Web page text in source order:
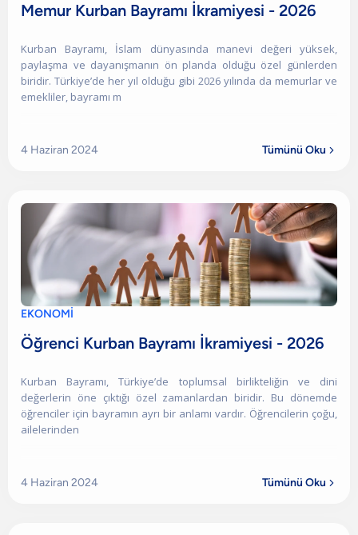
Memur Kurban Bayramı İkramiyesi - 2026
Kurban Bayramı, İslam dünyasında manevi değeri yüksek,
paylaşma ve dayanışmanın ön planda olduğu özel günlerden
biridir. Türkiye’de her yıl olduğu gibi 2026 yılında da memurlar ve
emekliler, bayramı m
4 Haziran 2024 Tümünü Oku 
EKONOMİ
Öğrenci Kurban Bayramı İkramiyesi - 2026
Kurban Bayramı, Türkiye’de toplumsal birlikteliğin ve dini
değerlerin öne çıktığı özel zamanlardan biridir. Bu dönemde
öğrenciler için bayramın ayrı bir anlamı vardır. Öğrencilerin çoğu,
ailelerinden
4 Haziran 2024 Tümünü Oku 